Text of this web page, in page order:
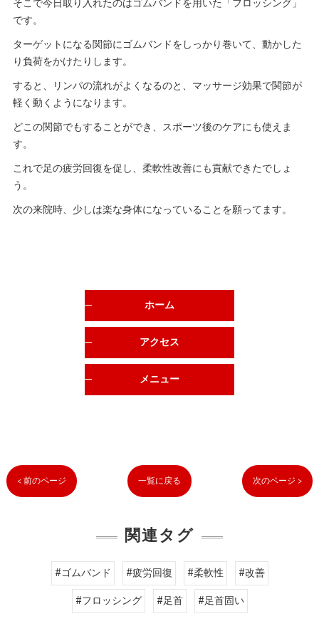
そこで今日取り入れたのはゴムバンドを用いた「フロッシング」
です。
ターゲットになる関節にゴムバンドをしっかり巻いて、動かした
り負荷をかけたりします。
すると、リンパの流れがよくなるのと、マッサージ効果で関節が
軽く動くようになります。
どこの関節でもすることができ、スポーツ後のケアにも使えま
す。
これで足の疲労回復を促し、柔軟性改善にも貢献できたでしょ
う。
次の来院時、少しは楽な身体になっていることを願ってます。
ホーム
アクセス
メニュー
< 前のページ 一覧に戻る 次のページ >
関連タグ
#ゴムバンド #疲労回復 #柔軟性
#改善
#フロッシング
#足首 #足首固い